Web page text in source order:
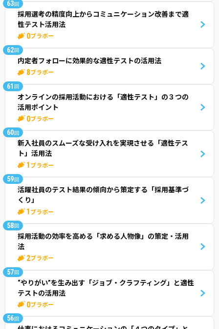
63回
採用選考の精度向上からコミュニケーション改善まで適
性テスト活用法
0ブラボー
62回
内定者フォローに効果的な適性テストの活用法
8ブラボー
61 回
オンラインの採用活動における「適性テスト」の３つの
活用ポイント
0ブラボー
60回
新入社員のスムーズな受け入れを実現させる「適性テス
ト」活用法
1 ブラボー
59回
活躍社員のテスト結果の傾向から策定する「採用基準づ
くり」
1 ブラボー
58回
採用活動の効率を高める「求める人物像」の策定・活用
法
2ブラボー
57回
“やりがい”を生み出す「ジョブ・クラフティング」と適性
テストの活用法
0ブラボー
56回